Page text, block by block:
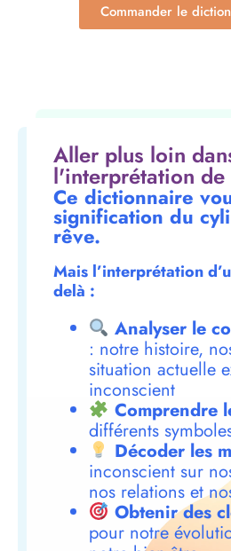
Commander le
Aller plus loin
l'interprétation de
Ce dictionnaire
signification du
rêve.
Mais l’interprétation
delà :
Analyser le
: notre histoire,
situation actuelle
inconscient
Comprendre
différents
Décoder les
inconscient sur
nos relations et
Obtenir des
pour notre